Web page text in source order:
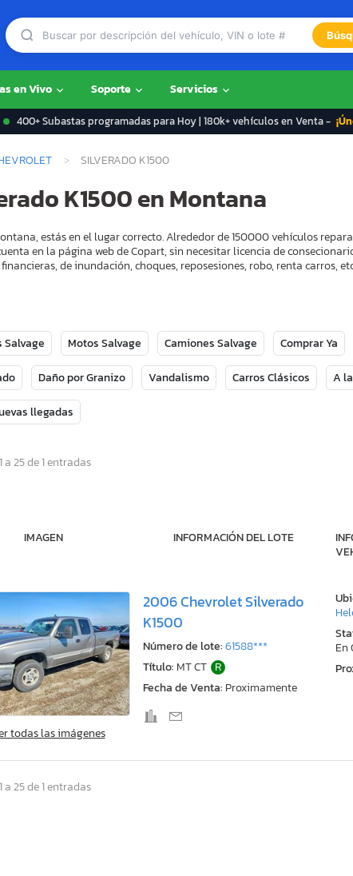
en Vivo Soporte Servicios
400+ Subastas programadas para Hoy | 180k+ vehículos en Venta -
SILVERADO K1500
K1500 en Montana
estás en el lugar correcto. Alrededor de 150000 vehículos
en la página web de Copart, sin necesitar licencia de
de inundación, choques, reposesiones, robo, renta carros,
Salvage Motos Salvage Camiones Salvage Comprar Ya
Daño por Granizo Vandalismo Carros Clásicos A
llegadas
a 25 de 1 entradas
IMAGEN INFORMACIÓN DEL LOTE
todas las imágenes
2006 Chevrolet Silverado
K1500
Número de lote:61588***
Título: MT CT R
Fecha de Venta: Proximamente
En
a 25 de 1 entradas